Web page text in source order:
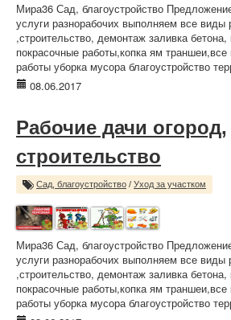
Мира36 Сад, благоустройство
услуги разнорабочих выполняем все виды
,строительство, демонтаж заливка
покрасочные работы,копка ям
работы уборка мусора благоустройство
08.06.2017
Рабочие дачи огород,
строительство
Сад, благоустройство / Уход за участком
Мира36 Сад, благоустройство
услуги разнорабочих выполняем все виды
,строительство, демонтаж заливка
покрасочные работы,копка ям
работы уборка мусора благоустройство